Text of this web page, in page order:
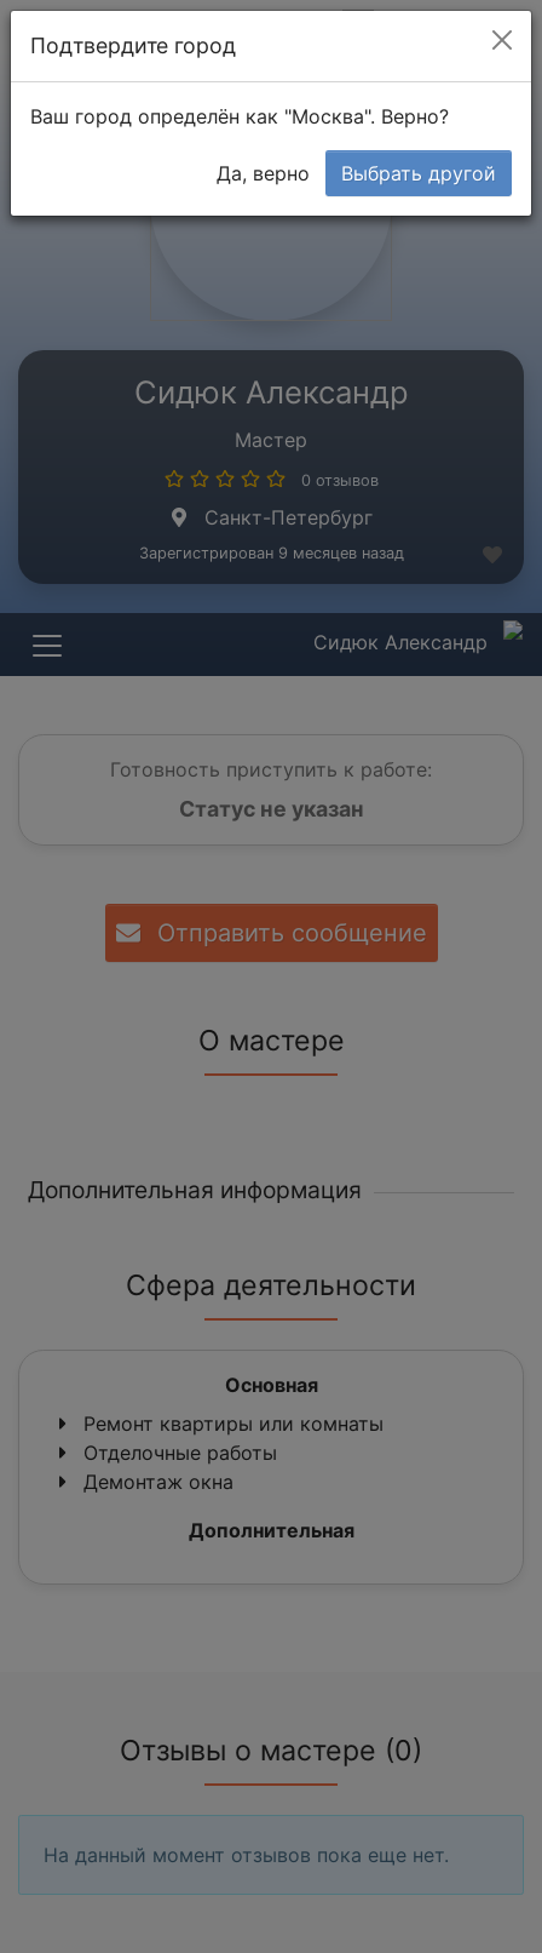
Сидюк Александр
Мастер
0 отзывов
Санкт-Петербург
Зарегистрирован 9 месяцев назад
Сидюк Александр
Готовность приступить к работе:
Статус не указан
Отправить сообщение
О мастере
Дополнительная информация
Сфера деятельности
Основная
Ремонт квартиры или комнаты
Отделочные работы
Демонтаж окна
Дополнительная
Отзывы о мастере (0)
На данный момент отзывов пока еще нет.
Подтвердите город
Ваш город определён как "Москва". Верно?
Да, верно Выбрать другой